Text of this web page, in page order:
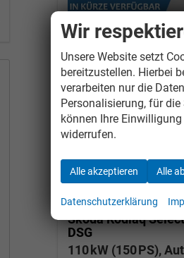
Skoda Kodiaq
DSG
110 kW (150 PS),
Wir
Unsere Website setzt
bereitzustellen. Hierbei
verarbeiten nur die
Personalisierung, für
können Ihre
widerrufen.
Alle akzeptieren Alle
Datenschutzerklärung